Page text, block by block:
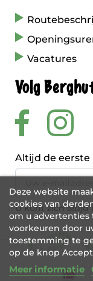
Vacatures
Volg
Altijd de
U kunt zich altijd
Deze website
cookies van
om u
voorkeuren door
toestemming te
op de knop
Meer informatie